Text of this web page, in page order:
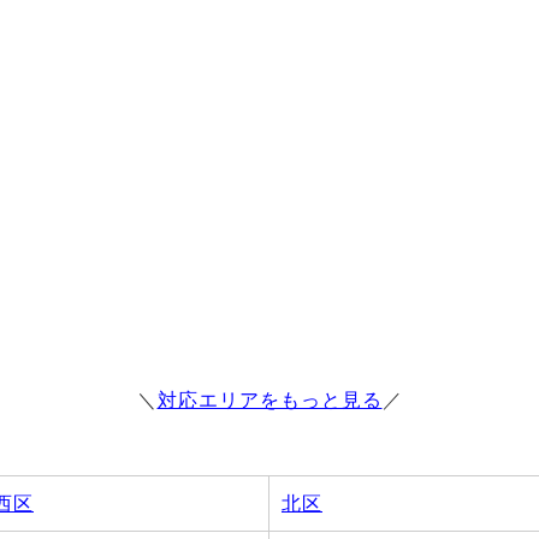
＼ 対応エリアをもっと見る ／
区 北区